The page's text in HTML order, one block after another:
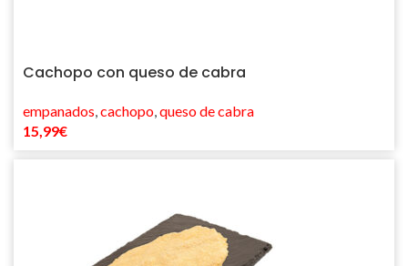
Cachopo con queso de cabra
empanados,cachopo,queso de cabra
15,99€